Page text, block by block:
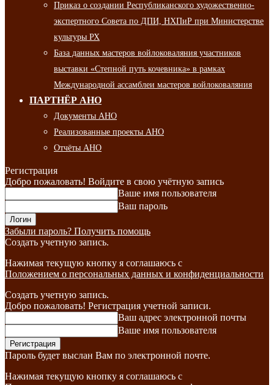
Приказ о создании Республиканского художественно-
экспертного Совета по ДПИ, НХПиР при Министерстве
культуры РХ
База данных мастеров войлоковаляния участников
выставки «Степной путь кочевника» в рамках
Международной ассамблеи мастеров войлоковаляния
ПАРТНЁР АНО
Документы АНО
Реализованные проекты АНО
Отчёты АНО
Регистрация
Добро пожаловать! Войдите в свою учётную запись
Ваше имя пользователя
Ваш пароль
Забыли пароль? Получить помощь
Создать учетную запись.
Нажимая текущую кнопку я соглашаюсь с
Положением о персональных данных и конфиденциальности
Создать учетную запись.
Добро пожаловать! Регистрация учетной записи.
Ваш адрес электронной почты
Ваше имя пользователя
Пароль будет выслан Вам по электронной почте.
Нажимая текущую кнопку я соглашаюсь с